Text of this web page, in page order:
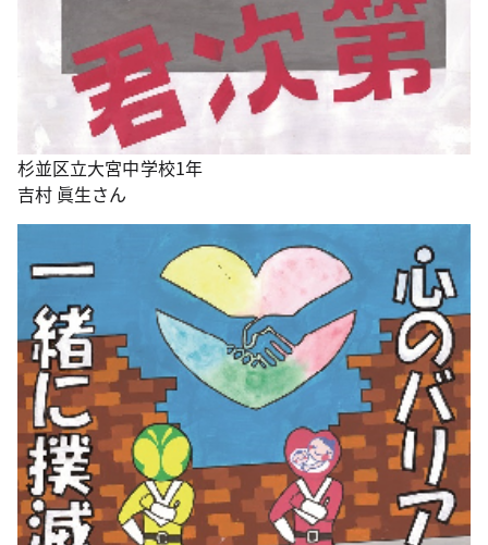
杉並区立大宮中学校1年
吉村 眞生さん